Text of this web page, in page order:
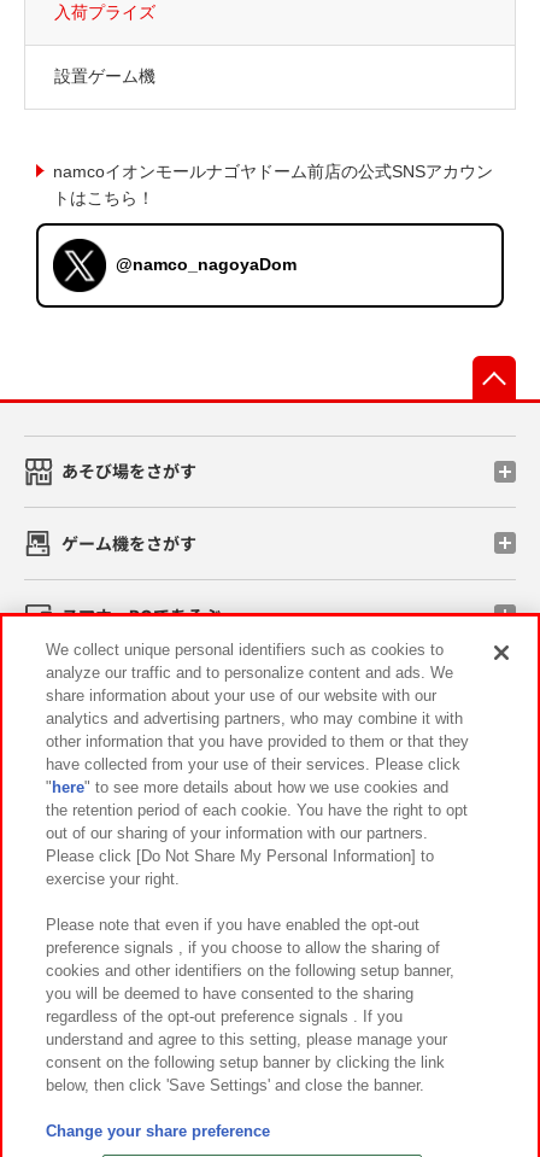
入荷プライズ
設置ゲーム機
namcoイオンモールナゴヤドーム前店の公式SNSアカウン
トはこちら！
@namco_nagoyaDom
あそび場をさがす
ゲーム機をさがす
スマホ・PCであそぶ
イベント・キャンペーン
関連会社 サステナビリティ サイトポリシー
プライバシーポリシー ウェブアクセシビリティ方針と検証結果
お取引先さまとともに
カスタマーハラスメント対応方針 よくあるご質問・お問い合わせ
©Bandai Namco Amusement Inc.
©Bandai Namco Amusement Lab Inc.
We collect unique personal identifiers such as cookies to
analyze our traffic and to personalize content and ads. We
share information about your use of our website with our
analytics and advertising partners, who may combine it with
other information that you have provided to them or that they
have collected from your use of their services. Please click
" here" to see more details about how we use cookies and
the retention period of each cookie. You have the right to opt
out of our sharing of your information with our partners.
Please click [Do Not Share My Personal Information] to
exercise your right.
Please note that even if you have enabled the opt-out
preference signals , if you choose to allow the sharing of
cookies and other identifiers on the following setup banner,
you will be deemed to have consented to the sharing
regardless of the opt-out preference signals . If you
understand and agree to this setting, please manage your
consent on the following setup banner by clicking the link
below, then click 'Save Settings' and close the banner.
Change your share preference